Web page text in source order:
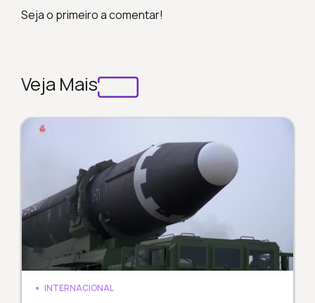
Seja o primeiro a comentar!
Veja Mais
INTERNACIONAL